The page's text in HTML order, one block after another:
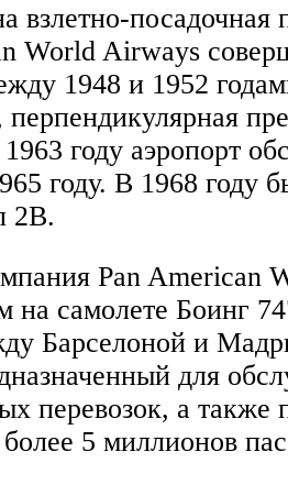
взлетно-
World Airways
1948 и 1952
перпендикулярная
году аэропорт
году. В 1968 году
2B.
Pan
самолете Боинг
Барселоной и
для
перевозок, а
5 миллионов